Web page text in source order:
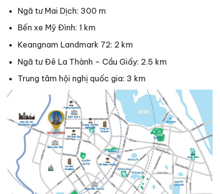
Ngã tư Mai Dịch: 300 m
Bến xe Mỹ Đình: 1 km
Keangnam Landmark 72: 2 km
Ngã tư Đê La Thành – Cầu Giấy: 2.5 km
Trung tâm hội nghị quốc gia: 3 km